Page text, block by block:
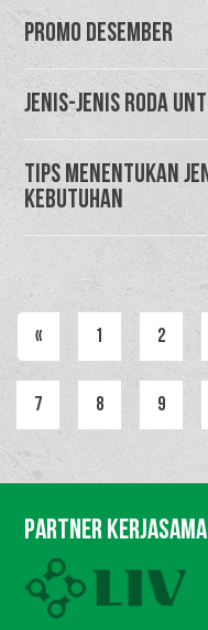
Promo Desember
Jenis-Jenis Roda
TIPS MENENTUKAN
KEBUTUHAN
« 1 2
7 8 9
partner kerjasama